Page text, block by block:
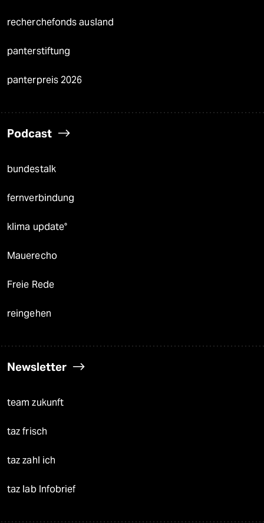
recherchefonds ausland
panterstiftung
panterpreis 2026
Podcast
bundestalk
fernverbindung
klima update°
Mauerecho
Freie Rede
reingehen
Newsletter
team zukunft
taz frisch
taz zahl ich
taz lab Infobrief